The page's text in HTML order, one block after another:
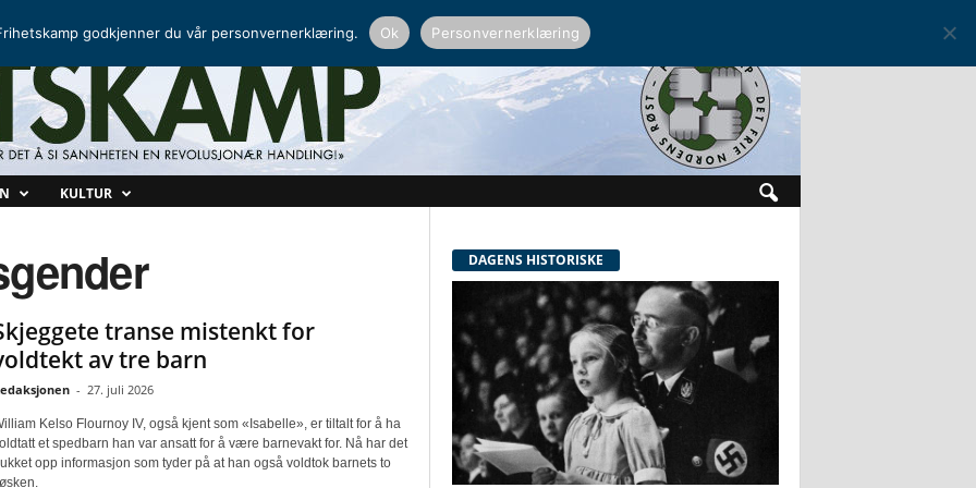
KULTUR
transe mistenkt for
av tre barn
- 27. juli 2026
Kelso Flournoy IV, også kjent som «Isabelle», er tiltalt for å ha
et spedbarn han var ansatt for å være barnevakt for. Nå har det
opp informasjon som tyder på at han også voldtok barnets to
DAGENS HISTORISKE
godkjenner du vår personvernerklæring. Ok Personvernerklæring